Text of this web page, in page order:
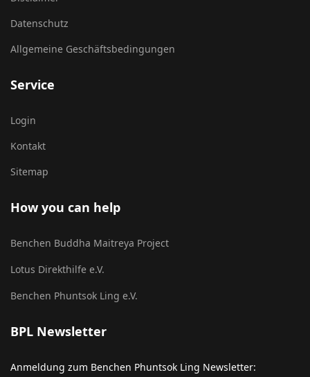
Datenschutz
Allgemeine Geschäftsbedingungen
Service
Login
Kontakt
Sitemap
How you can help
Benchen Buddha Maitreya Project
Lotus Direkthilfe e.V.
Benchen Phuntsok Ling e.V.
BPL Newsletter
Anmeldung zum Benchen Phuntsok Ling Newsletter: